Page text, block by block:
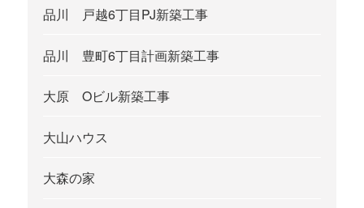
品川 戸越6丁目PJ新築工事
品川 豊町6丁目計画新築工事
大原 Oビル新築工事
大山ハウス
大森の家